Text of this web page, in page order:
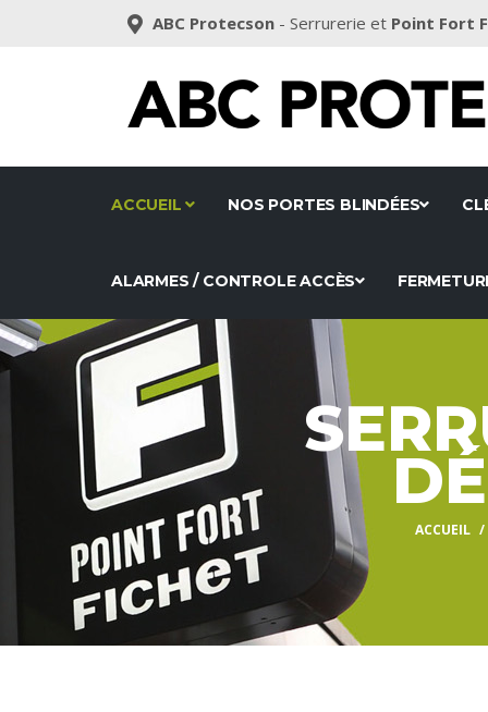
ABC Protecson - Serrurerie et Point Fort
ACCUEIL NOS PORTES BLINDÉES
ALARMES / CONTROLE ACCÈS
ACCUEIL